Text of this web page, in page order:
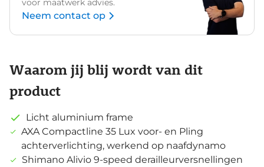
voor maatwerk advies.
Neem contact op
Waarom jij blij wordt van dit
product
Licht aluminium frame
AXA Compactline 35 Lux voor- en Pling
achterverlichting, werkend op naafdynamo
Shimano Alivio 9-speed derailleurversnellingen